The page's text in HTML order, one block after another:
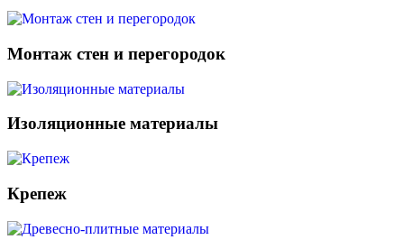
Монтаж стен и перегородок
Изоляционные материалы
Крепеж